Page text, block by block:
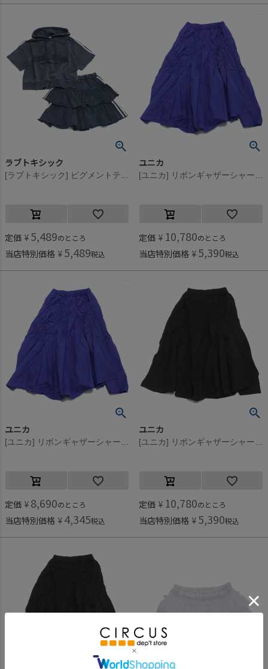
ラブトキシック
定価 ¥ 5,489のところ
当店特別価格 ¥ 5,489税込
ユニカ
定価 ¥ 10,780のところ
当店特別価格 ¥ 5,390税込
ユニカ
定価 ¥ 8,690のところ
当店特別価格 ¥ 4,345税込
ユニカ
定価 ¥ 10,780のところ
当店特別価格 ¥ 5,390税込